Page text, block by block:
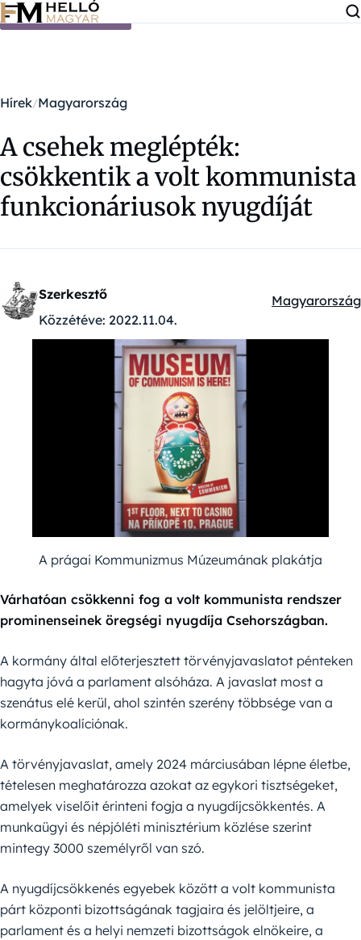
Ugrás a tartalomra
Hírek Magyarország
A csehek meglépték:
csökkentik a volt kommunista
funkcionáriusok nyugdíját
Szerkesztő
Közzétéve: 2022.11.04.
Kategóriák:
Magyarország
A prágai Kommunizmus Múzeumának plakátja
Várhatóan csökkenni fog a volt kommunista rendszer
prominenseinek öregségi nyugdíja Csehországban.
A kormány által előterjesztett törvényjavaslatot pénteken
hagyta jóvá a parlament alsóháza. A javaslat most a
szenátus elé kerül, ahol szintén szerény többsége van a
kormánykoalíciónak.
A törvényjavaslat, amely 2024 márciusában lépne életbe,
tételesen meghatározza azokat az egykori tisztségeket,
amelyek viselőit érinteni fogja a nyugdíjcsökkentés. A
munkaügyi és népjóléti minisztérium közlése szerint
mintegy 3000 személyről van szó.
A nyugdíjcsökkenés egyebek között a volt kommunista
párt központi bizottságának tagjaira és jelöltjeire, a
parlament és a helyi nemzeti bizottságok elnökeire, a